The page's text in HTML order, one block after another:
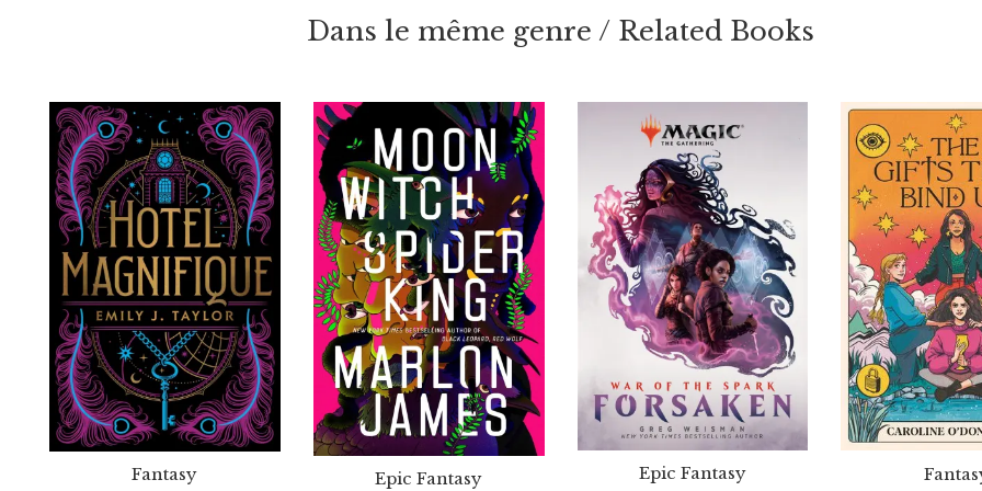
Dans le même genre / Related Books
Fantasy Epic Fantasy Epic Fantasy